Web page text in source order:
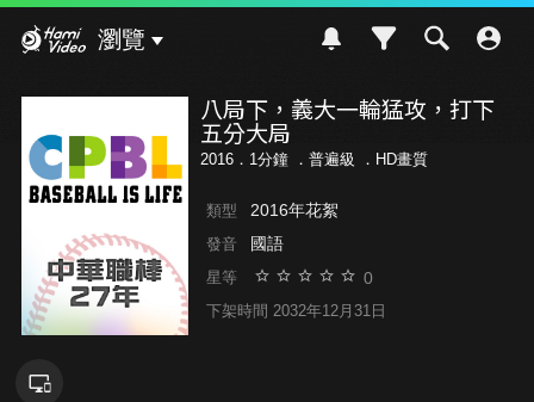
瀏覽
八局下，義大一輪猛攻，打下
五分大局
2016．1分鐘 ． 普遍級 ．HD畫質
類型 2016年花絮
發音 國語
星等 0
下架時間 2032年12月31日